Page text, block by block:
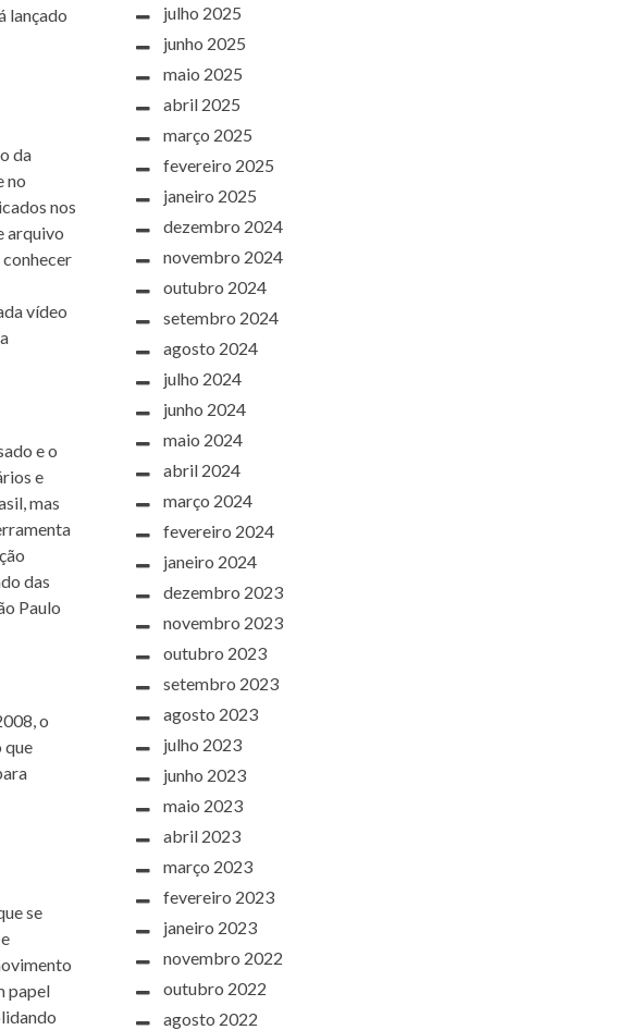
lançado
da
no
nos
arquivo
vídeo
e o
e
mas
das
Paulo
o
que
se
papel
julho 2025
junho 2025
maio 2025
abril 2025
março 2025
fevereiro 2025
janeiro 2025
dezembro 2024
novembro 2024
outubro 2024
setembro 2024
agosto 2024
julho 2024
junho 2024
maio 2024
abril 2024
março 2024
fevereiro 2024
janeiro 2024
dezembro 2023
novembro 2023
outubro 2023
setembro 2023
agosto 2023
julho 2023
junho 2023
maio 2023
abril 2023
março 2023
fevereiro 2023
janeiro 2023
novembro 2022
outubro 2022
agosto 2022